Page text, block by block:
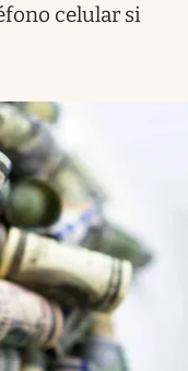
celular si